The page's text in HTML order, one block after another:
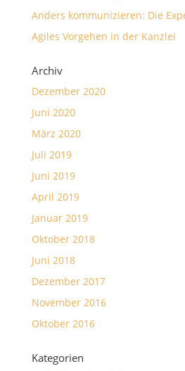
Anders kommunizieren: Die
Agiles Vorgehen in der Kanzlei
Archiv
Dezember 2020
Juni 2020
März 2020
Juli 2019
Juni 2019
April 2019
Januar 2019
Oktober 2018
Juni 2018
Dezember 2017
November 2016
Oktober 2016
Kategorien